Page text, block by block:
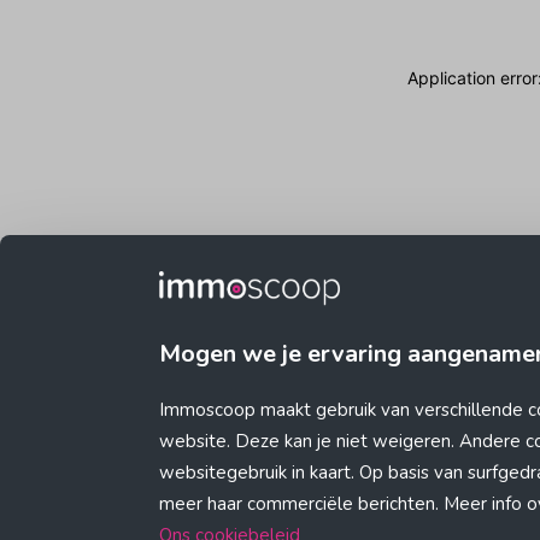
Mogen we je ervaring
Immoscoop maakt gebruik van verschillende
website. Deze kan je niet weigeren. Andere
websitegebruik in kaart. Op basis van
meer haar commerciële berichten. Meer info
Ons cookiebeleid
Application